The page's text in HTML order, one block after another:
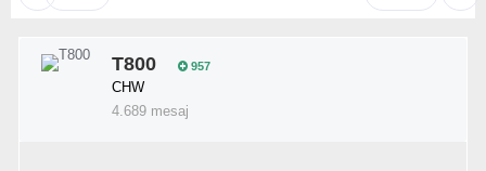
T800 957
CHW
4.689 mesaj